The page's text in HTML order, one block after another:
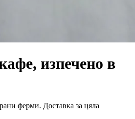
изпечено в
ферми. Доставка за цяла